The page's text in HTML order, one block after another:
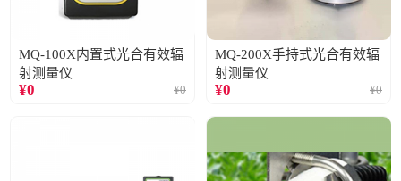
MQ-100X内置式光合有效辐
射测量仪
¥0 ¥0
MQ-200X手持式光合有效辐
射测量仪
¥0 ¥0